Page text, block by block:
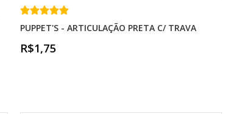
PUPPET'S - ARTICULAÇÃO PRETA C/ TRAVA
R$1,75